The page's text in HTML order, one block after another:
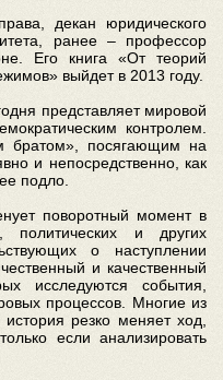
декан юридического
ранее – профессор
Его книга «От теорий
выйдет в 2013 году.
представляет мировой
контролем.
братом», посягающим на
и непосредственно, как
подло.
поворотный момент в
политических и других
о наступлении
и качественный
исследуются события,
процессов. Многие из
история резко меняет ход,
если анализировать